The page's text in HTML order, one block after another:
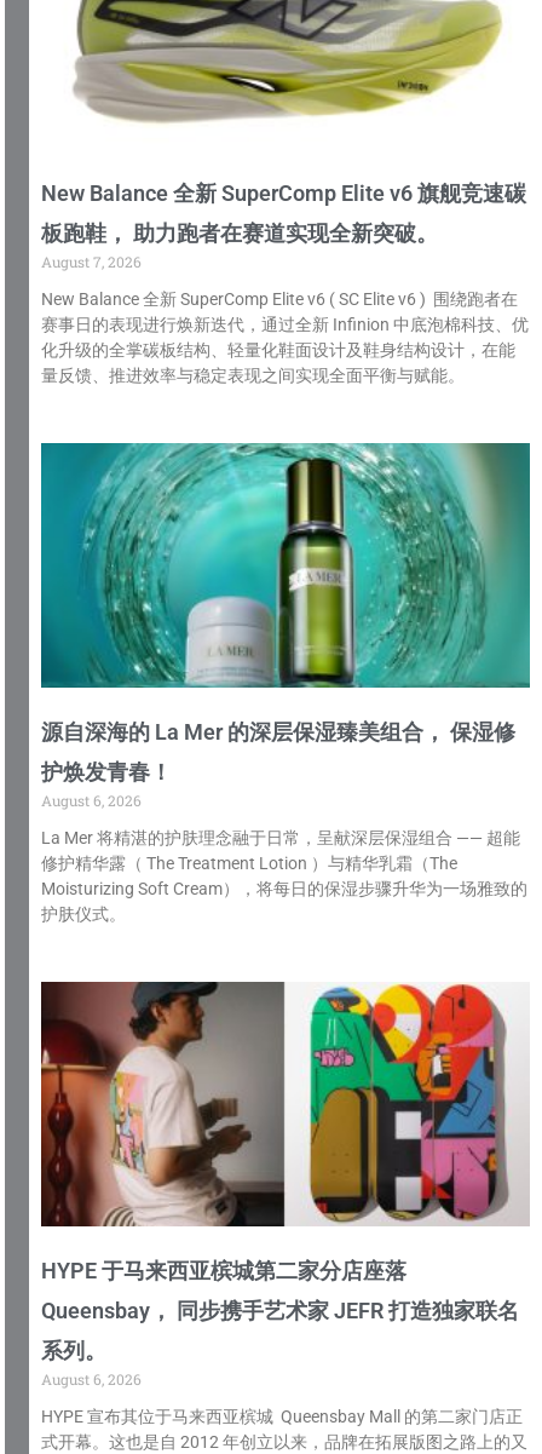
New Balance 全新 SuperComp Elite v6 旗舰竞速碳
板跑鞋， 助力跑者在赛道实现全新突破。
August 7, 2026
New Balance 全新 SuperComp Elite v6 ( SC Elite v6 ) 围绕跑者在
赛事日的表现进行焕新迭代，通过全新 Infinion 中底泡棉科技、优
化升级的全掌碳板结构、轻量化鞋面设计及鞋身结构设计，在能
量反馈、推进效率与稳定表现之间实现全面平衡与赋能。
源自深海的 La Mer 的深层保湿臻美组合， 保湿修
护焕发青春！
August 6, 2026
La Mer 将精湛的护肤理念融于日常，呈献深层保湿组合 —— 超能
修护精华露（ The Treatment Lotion ）与精华乳霜（The
Moisturizing Soft Cream），将每日的保湿步骤升华为一场雅致的
护肤仪式。
HYPE 于马来西亚槟城第二家分店座落
Queensbay， 同步携手艺术家 JEFR 打造独家联名
系列。
August 6, 2026
HYPE 宣布其位于马来西亚槟城 Queensbay Mall 的第二家门店正
式开幕。这也是自 2012 年创立以来，品牌在拓展版图之路上的又